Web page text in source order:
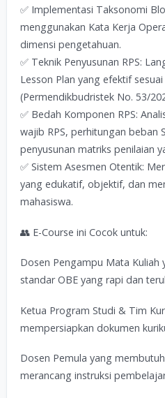
✅ Implementasi Taksonomi
menggunakan Kata Kerja
dimensi pengetahuan.
✅ Teknik Penyusunan RPS:
Lesson Plan yang efektif
(Permendikbudristek No. 53/
✅ Bedah Komponen RPS:
wajib RPS, perhitungan beban
penyusunan matriks penilaian
✅ Sistem Asesmen Otentik:
yang edukatif, objektif, dan
mahasiswa.
👥 E-Course ini Cocok untuk:
Dosen Pengampu Mata Kuliah
standar OBE yang rapi dan
Ketua Program Studi & Tim
mempersiapkan dokumen
Dosen Pemula yang
merancang instruksi